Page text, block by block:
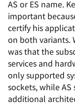
AS or ES name.
important
certify his
on both variants.
was that the
services and
only supported
sockets, while
additional